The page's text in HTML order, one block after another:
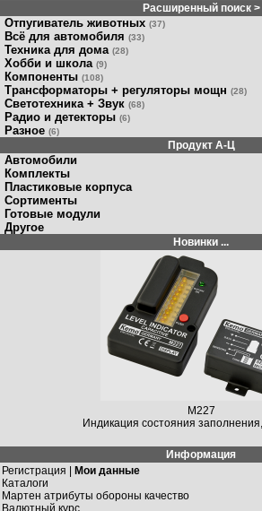
Расширенный поиск >
Отпугиватель животных (37)
Всё для автомобиля (33)
Техника для дома (28)
Хобби и школа (9)
Компоненты (108)
Трансформаторы + регуляторы мощн (28)
Светотехника + Звук (68)
Радио и детекторы (6)
Разное (6)
Продукт A-Ц
Автомобили
Комплекты
Пластиковые корпуса
Сортименты
Готовые модули
Другое
Новинки ...
M227
Индикация состояния
Информация
Регистрация | Мои данные
Каталоги
Мартен атрибуты обороны качество
Валютный курс